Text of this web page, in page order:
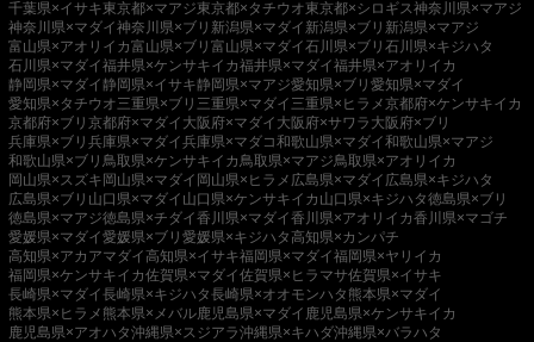
千葉県×イサキ東京都×マアジ東京都×タチウオ東京都×シロギス神奈川県×マアジ
神奈川県×マダイ神奈川県×ブリ 新潟県×マダイ 新潟県×ブリ 新潟県×マアジ
富山県×アオリイカ富山県×ブリ 富山県×マダイ石川県×ブリ 石川県×キジハタ
石川県×マダイ福井県×ケンサキイカ福井県×マダイ福井県×アオリイカ
静岡県×マダイ静岡県×イサキ静岡県×マアジ愛知県×ブリ 愛知県×マダイ
愛知県×タチウオ三重県×ブリ 三重県×マダイ 三重県×ヒラメ京都府×ケンサキイカ
京都府×ブリ 京都府×マダイ 大阪府×マダイ 大阪府×サワラ 大阪府×ブリ
兵庫県×ブリ 兵庫県×マダイ兵庫県×マダコ和歌山県×マダイ和歌山県×マアジ
和歌山県×ブリ 鳥取県×ケンサキイカ 鳥取県×マアジ鳥取県×アオリイカ
岡山県×スズキ岡山県×マダイ 岡山県×ヒラメ 広島県×マダイ 広島県×キジハタ
広島県×ブリ 山口県×マダイ 山口県×ケンサキイカ 山口県×キジハタ徳島県×ブリ
徳島県×マアジ徳島県×チダイ香川県×マダイ香川県×アオリイカ香川県×マゴチ
愛媛県×マダイ愛媛県×ブリ 愛媛県×キジハタ高知県×カンパチ
高知県×アカアマダイ高知県×イサキ福岡県×マダイ福岡県×ヤリイカ
福岡県×ケンサキイカ佐賀県×マダイ佐賀県×ヒラマサ佐賀県×イサキ
長崎県×マダイ長崎県×キジハタ長崎県×オオモンハタ 熊本県×マダイ
熊本県×ヒラメ 熊本県×メバル鹿児島県×マダイ 鹿児島県×ケンサキイカ
鹿児島県×アオハタ沖縄県×スジアラ沖縄県×キハダ沖縄県×バラハタ